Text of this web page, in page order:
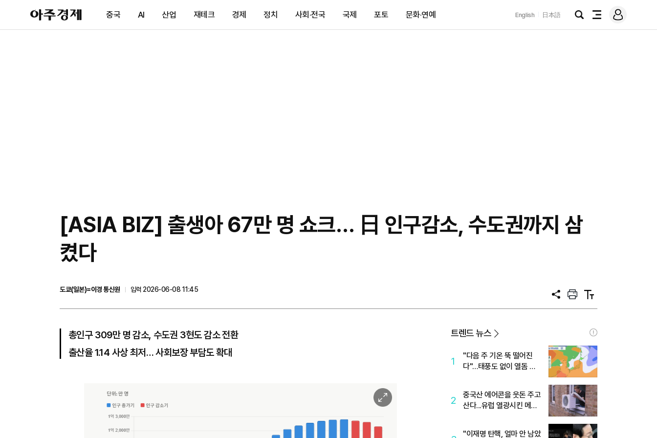
아
주
제
중국 AI 산업 재테크 경제 정치 사회·전국 국제 포토 문화·연예 English 日本語
검
전
메
그
[ASIA BIZ] 출생아 67만 명 쇼크… 日 인구감소, 수도권까지 삼
켰다
도쿄(일본)=이경 통신원
입력 2026-06-08 11:45
공
프
트
텍
트
총인구 309만 명 감소, 수도권 3현도 감소 전환
출산율 1.14 사상 최저… 사회보장 부담도 확대
이
미
지
트렌드 뉴스
1
"다음 주 기온 뚝 떨어진
다"…태풍도 없이 열돔 박
2
중국산 에어콘을 웃돈 주고
산다...유럽 열광시킨 메이
"이재명 탄핵, 얼마 안 남았